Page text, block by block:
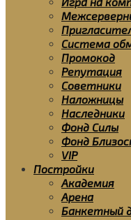
Система
Промокод
Репутация
Советники
Наложницы
Наследники
Фонд Силы
Фонд
VIP
Постройки
Академия
Арена
Банкетный